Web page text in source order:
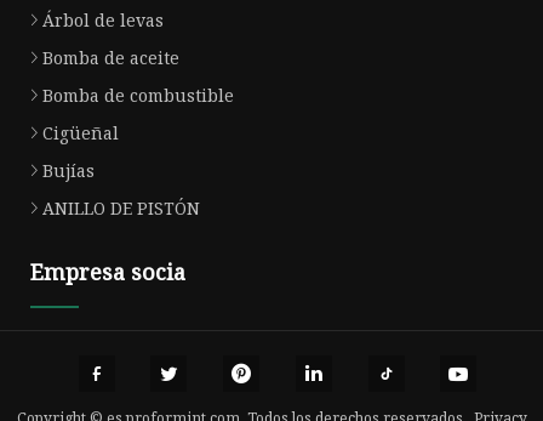
Árbol de levas
Bomba de aceite
Bomba de combustible
Cigüeñal
Bujías
ANILLO DE PISTÓN
Empresa socia